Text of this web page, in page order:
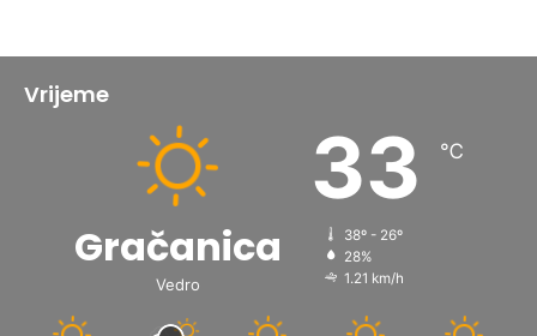
Vrijeme
Gračanica
Vedro
33 ℃
38º - 26º
28%
1.21 km/h